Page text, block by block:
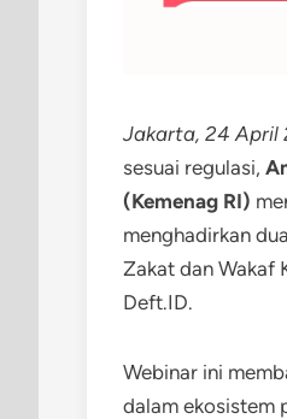
Jakarta, 24 April
sesuai regulasi,
(Kemenag RI)
menghadirkan
Zakat dan Wakaf
Deft.ID.
Webinar ini
dalam ekosistem